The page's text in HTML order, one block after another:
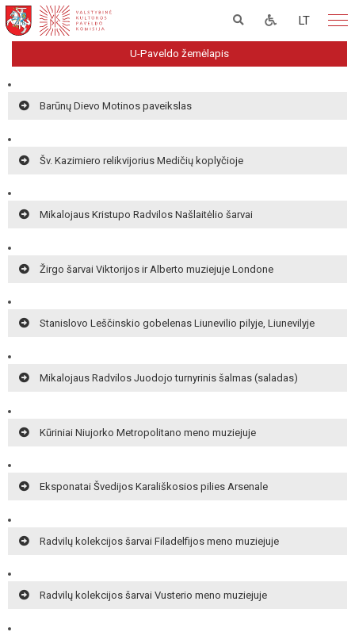
LT
U-Paveldo žemėlapis
Barūnų Dievo Motinos paveikslas
Šv. Kazimiero relikvijorius Medičių koplyčioje
Mikalojaus Kristupo Radvilos Našlaitėlio šarvai
Žirgo šarvai Viktorijos ir Alberto muziejuje Londone
Stanislovo Leščinskio gobelenas Liunevilio pilyje, Liunevilyje
Mikalojaus Radvilos Juodojo turnyrinis šalmas (saladas)
Kūriniai Niujorko Metropolitano meno muziejuje
Eksponatai Švedijos Karališkosios pilies Arsenale
Radvilų kolekcijos šarvai Filadelfijos meno muziejuje
Radvilų kolekcijos šarvai Vusterio meno muziejuje